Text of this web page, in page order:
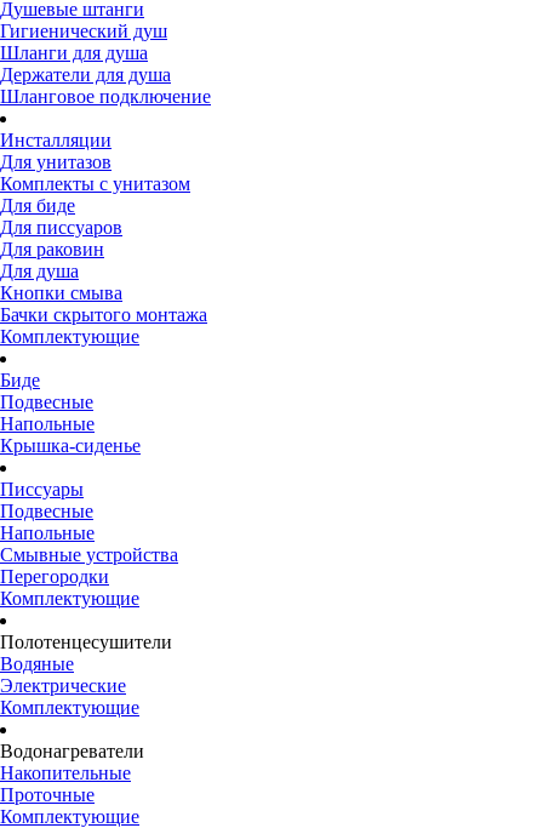
Душевые штанги
Гигиенический душ
Шланги для душа
Держатели для душа
Шланговое подключение
Инсталляции
Для унитазов
Комплекты с унитазом
Для биде
Для писсуаров
Для раковин
Для душа
Кнопки смыва
Бачки скрытого монтажа
Комплектующие
Биде
Подвесные
Напольные
Крышка-сиденье
Писсуары
Подвесные
Напольные
Смывные устройства
Перегородки
Комплектующие
Полотенцесушители
Водяные
Электрические
Комплектующие
Водонагреватели
Накопительные
Проточные
Комплектующие